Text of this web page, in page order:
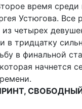
время
Устюгова. Все
четырех
в тридцатку
в финальной
начнется